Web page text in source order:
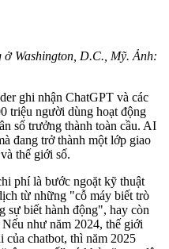
Washington, D.C., Mỹ. Ảnh:
ghi nhận ChatGPT và các
triệu người dùng hoạt động
số trưởng thành toàn cầu. AI
đang trở thành một lớp giao
thế giới số.
phí là bước ngoặt kỹ thuật
từ những "cỗ máy biết trò
sự biết hành động", hay còn
như năm 2024, thế giới
của chatbot, thì năm 2025